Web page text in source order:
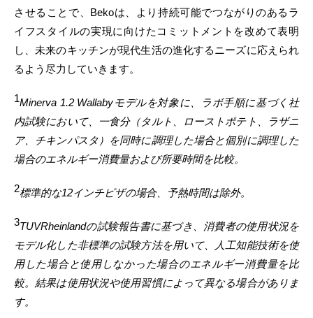
させることで、Bekoは、より持続可能でつながりのあるラ
イフスタイルの実現に向けたコミットメントを改めて表明
し、未来のキッチンが現代生活の進化するニーズに応えられ
るよう尽力していきます。
1Minerva 1.2 Wallabyモデルを対象に、ラボ手順に基づく社
内試験において、一食分（タルト、ローストポテト、ラザニ
ア、チキンパスタ）を同時に調理した場合と個別に調理した
場合のエネルギー消費量および所要時間を比較。
2標準的な12インチピザの場合、予熱時間は除外。
3TUVRheinlandの試験報告書に基づき、消費者の使用状況を
モデル化した非標準の試験方法を用いて、人工知能技術を使
用した場合と使用しなかった場合のエネルギー消費量を比
較。結果は使用状況や使用習慣によって異なる場合がありま
す。